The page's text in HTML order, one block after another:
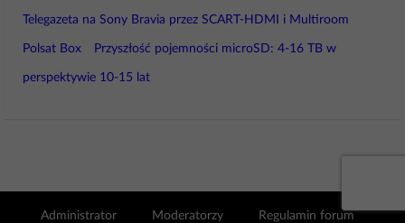
Telegazeta na Sony Bravia przez SCART-HDMI i Multiroom
Polsat Box Przyszłość pojemności microSD: 4-16 TB w
perspektywie 10-15 lat
Administrator Moderatorzy Regulamin forum